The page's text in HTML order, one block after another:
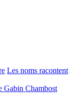
Les noms racontent
Gabin Chambost